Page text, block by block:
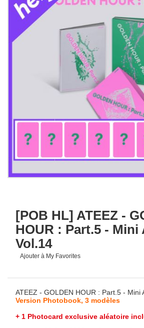
[POB HL] ATEEZ -
HOUR : Part.5 - Mini
Vol.14
Ajouter à My Favorites
ATEEZ - GOLDEN HOUR : Part.5 - Mini
Version Photobook, 3 modèles
+ 1 Photocard exclusive aléatoire